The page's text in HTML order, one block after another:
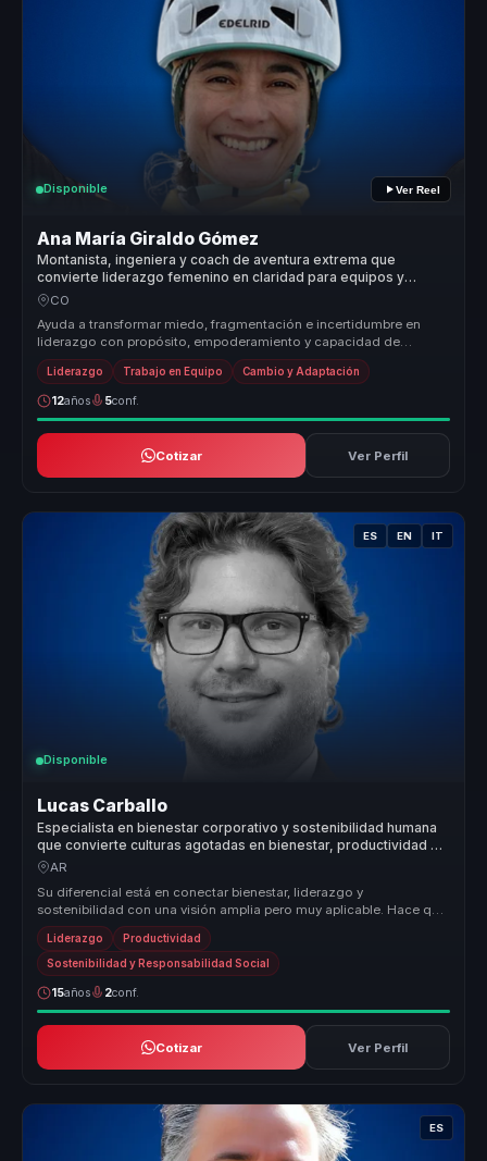
Disponible Ver Reel
Ana María Giraldo Gómez
Montanista, ingeniera y coach de aventura extrema que
convierte liderazgo femenino en claridad para equipos y
mujeres lideres.
CO
Ayuda a transformar miedo, fragmentación e incertidumbre en
liderazgo con propósito, empoderamiento y capacidad de
avanzar paso a paso ha...
Liderazgo Trabajo en Equipo Cambio y Adaptación
12años 5conf.
Cotizar Ver Perfil
ES EN IT
Disponible
Lucas Carballo
Especialista en bienestar corporativo y sostenibilidad humana
que convierte culturas agotadas en bienestar, productividad y
entornos sostenibles para equipos.
AR
Su diferencial está en conectar bienestar, liderazgo y
sostenibilidad con una visión amplia pero muy aplicable. Hace que
cultura, clima y...
Liderazgo Productividad
Sostenibilidad y Responsabilidad Social
15años 2conf.
Cotizar Ver Perfil
ES